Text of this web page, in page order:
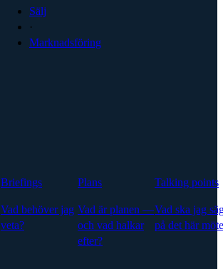
Sälj
·
Marknadsföring
Briefings
Vad behöver jag
veta?
Plans
Vad är planen —
och vad halkar
efter?
Talking points
Vad ska jag
på det här